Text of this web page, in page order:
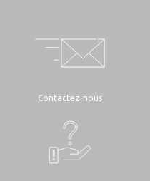
Contactez-nous